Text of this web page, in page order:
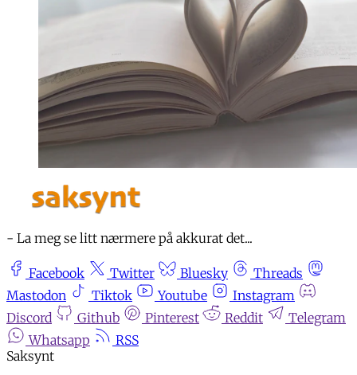
- La meg se litt nærmere på akkurat det...
Facebook Twitter Bluesky
Threads
Mastodon
Tiktok Youtube
Instagram
Discord
Github Pinterest Reddit
Telegram
Whatsapp
RSS